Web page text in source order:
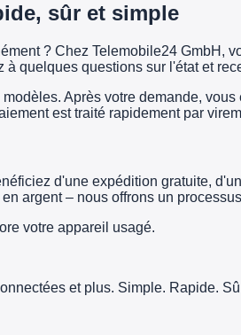
sûr et simple
? Chez Telemobile24 GmbH,
quelques questions sur l'état et
Après votre demande,
est traité rapidement par
d'une expédition gratuite,
argent – nous offrons un
votre appareil usagé.
et plus. Simple. Rapide.